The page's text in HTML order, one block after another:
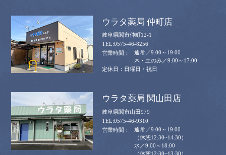
ウラタ薬局 仲町店
岐阜県関市仲町12-1
0575-46-8256
通常／9:00～19:00
木・土のみ／9:00～17:00
日曜日・祝日
ウラタ薬局 関山田店
岐阜県関市山田979
0575-46-9310
通常／9:00～19:00
（休憩12:30~14:30）
水／9:00～18:00
（休憩12:30~13:30）